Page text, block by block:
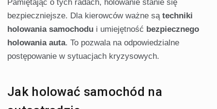
Pamiętając o tych radach, holowanie stanie się
bezpieczniejsze. Dla kierowców ważne są techniki
holowania samochodu i umiejętność bezpiecznego
holowania auta. To pozwala na odpowiedzialne
postępowanie w sytuacjach kryzysowych.
Jak holować samochód na